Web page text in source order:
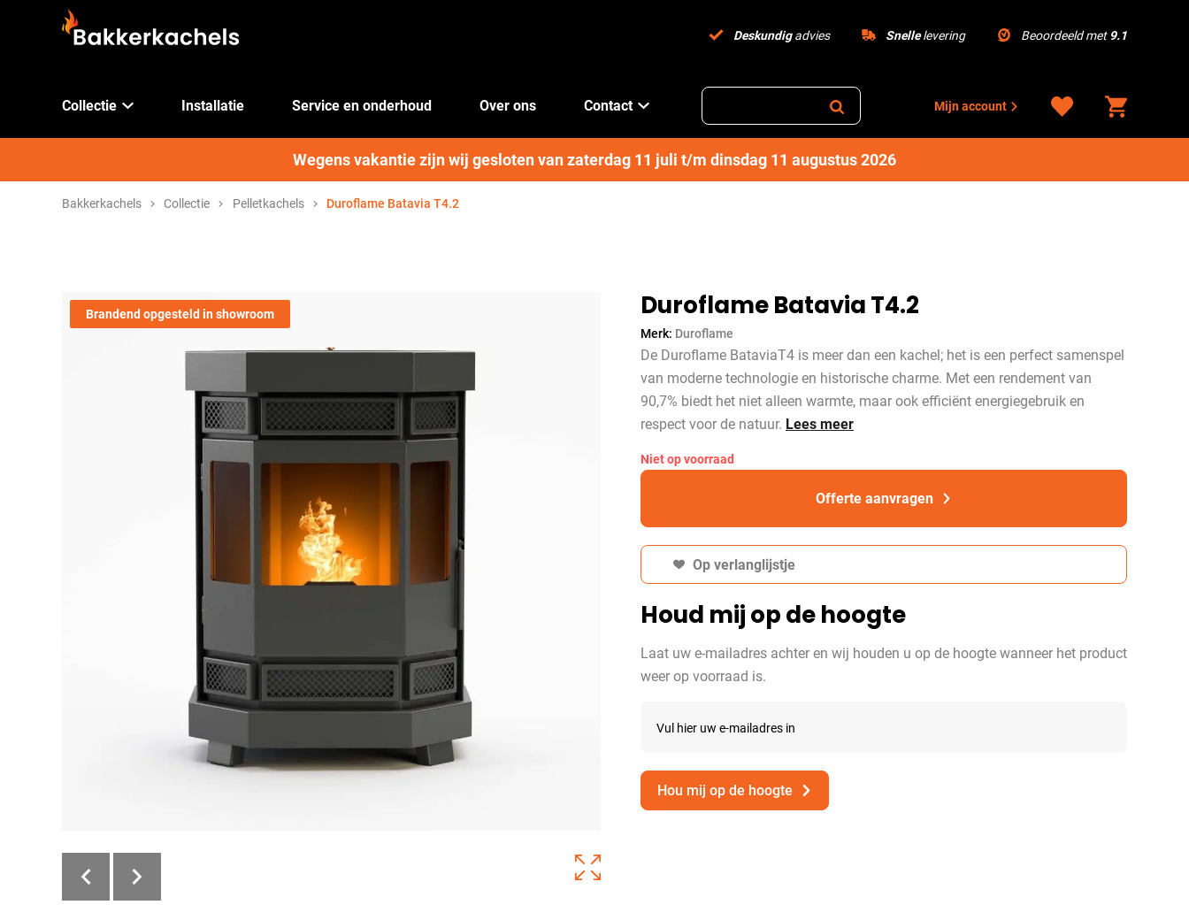
Deskundigadvies Snellelevering Beoordeeld met 9.1
Collectie Installatie Service en onderhoud Over ons Contact Mijn account
Wegens vakantie zijn wij gesloten van zaterdag 11 juli t/m dinsdag 11 augustus 2026
Bakkerkachels Collectie Pelletkachels Duroflame Batavia T4.2
Brandend opgesteld in showroom Duroflame Batavia T4.2
Merk: Duroflame
De Duroflame BataviaT4 is meer dan een kachel; het is een perfect samenspel
van moderne technologie en historische charme. Met een rendement van
90,7% biedt het niet alleen warmte, maar ook efficiënt energiegebruik en
respect voor de natuur. Lees meer
Niet op voorraad
Offerte aanvragen
Op verlanglijstje
Houd mij op de hoogte
Laat uw e-mailadres achter en wij houden u op de hoogte wanneer het product
weer op voorraad is.
Vul hier uw e-mailadres in
Hou mij op de hoogte